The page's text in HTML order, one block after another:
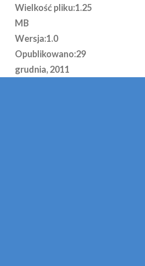
Wielkość pliku:1.25
MB
Wersja:1.0
Opublikowano:29
grudnia, 2011